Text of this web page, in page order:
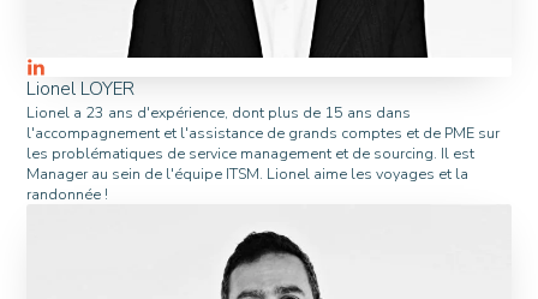
Lionel LOYER
Lionel a 23 ans d'expérience, dont plus de 15 ans dans
l'accompagnement et l'assistance de grands comptes et de PME sur
les problématiques de service management et de sourcing. Il est
Manager au sein de l'équipe ITSM. Lionel aime les voyages et la
randonnée !